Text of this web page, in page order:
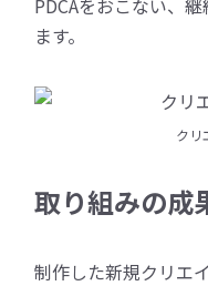
ます。
クリ
取り組みの成
制作した新規クリエ